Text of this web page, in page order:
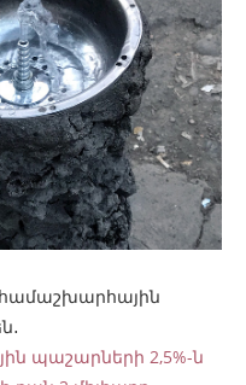
պաշարների 2,5%-ն